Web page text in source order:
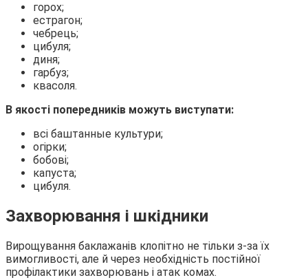
горох;
естрагон;
чебрець;
цибуля;
диня;
гарбуз;
квасоля.
В якості попередників можуть виступати:
всі баштанные культури;
огірки;
бобові;
капуста;
цибуля.
Захворювання і шкідники
Вирощування баклажанів клопітно не тільки з-за їх
вимогливості, але й через необхідність постійної
профілактики захворювань і атак комах.